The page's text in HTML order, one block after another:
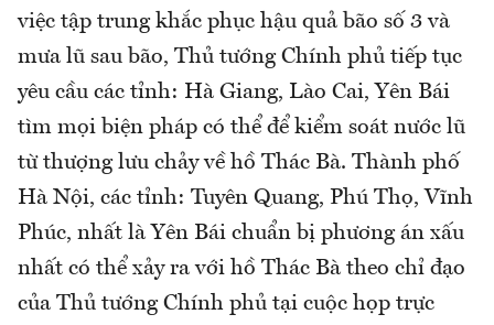
việc tập trung khắc phục hậu quả bão số 3 và
mưa lũ sau bão, Thủ tướng Chính phủ tiếp tục
yêu cầu các tỉnh: Hà Giang, Lào Cai, Yên Bái
tìm mọi biện pháp có thể để kiểm soát nước lũ
từ thượng lưu chảy về hồ Thác Bà. Thành phố
Hà Nội, các tỉnh: Tuyên Quang, Phú Thọ, Vĩnh
Phúc, nhất là Yên Bái chuẩn bị phương án xấu
nhất có thể xảy ra với hồ Thác Bà theo chỉ đạo
của Thủ tướng Chính phủ tại cuộc họp trực